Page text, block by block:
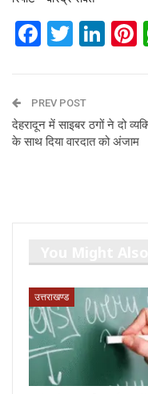
Facebook
PREV POST
देहरादून में साइबर ठगों ने दो
के साथ दिया वारदात को अंजाम
उत्तराखण्ड